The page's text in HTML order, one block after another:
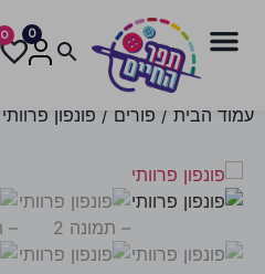
0
0
עמוד הבית / פורים / פונפון פרוותי